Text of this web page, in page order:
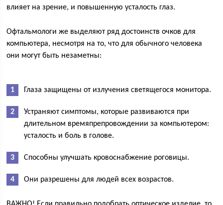
влияет на зрение, и повышенную усталость глаз.
Офтальмологи же выделяют ряд достоинств очков для
компьютера, несмотря на то, что для обычного человека
они могут быть незаметны:
Глаза защищены от излучения светящегося монитора.
Устраняют симптомы, которые развиваются при
длительном времяпрепровождении за компьютером:
усталость и боль в голове.
Способны улучшать кровоснабжение роговицы.
Они разрешены для людей всех возрастов.